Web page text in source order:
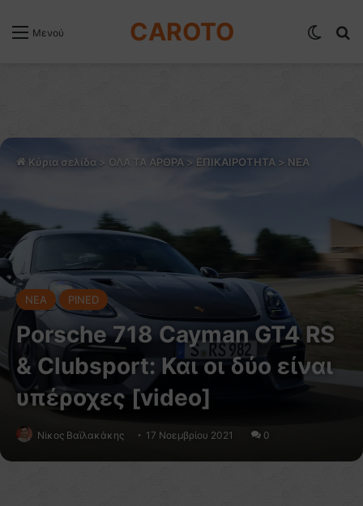
Μενού CAROTO
Κύρια σελίδα > ΟΛΑ ΤΑ ΑΡΘΡΑ > ΕΠΙΚΑΙΡΟΤΗΤΑ > NEA
NEA PINED
Porsche 718 Cayman GT4 RS
& Clubsport: Και οι δύο είναι
υπέροχες [video]
Νίκος Βαϊλακάκης 17 Νοεμβρίου 2021 0